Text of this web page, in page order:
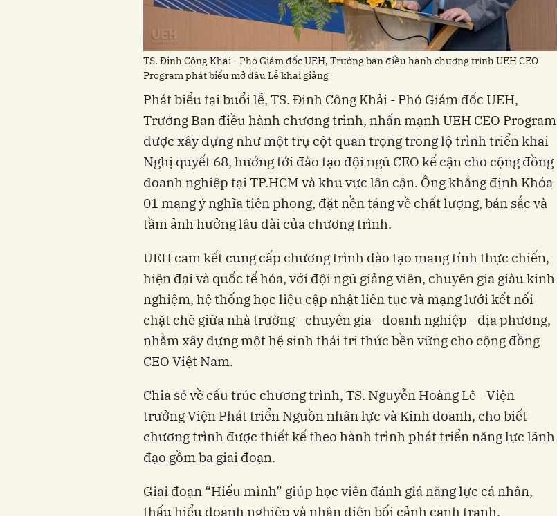
TS. Đinh Công Khải - Phó Giám đốc UEH, Trưởng ban điều hành chương trình UEH CEO
Program phát biểu mở đầu Lễ khai giảng
Phát biểu tại buổi lễ, TS. Đinh Công Khải - Phó Giám đốc UEH,
Trưởng Ban điều hành chương trình, nhấn mạnh UEH CEO Program
được xây dựng như một trụ cột quan trọng trong lộ trình triển khai
Nghị quyết 68, hướng tới đào tạo đội ngũ CEO kế cận cho cộng đồng
doanh nghiệp tại TP.HCM và khu vực lân cận. Ông khẳng định Khóa
01 mang ý nghĩa tiên phong, đặt nền tảng về chất lượng, bản sắc và
tầm ảnh hưởng lâu dài của chương trình.
UEH cam kết cung cấp chương trình đào tạo mang tính thực chiến,
hiện đại và quốc tế hóa, với đội ngũ giảng viên, chuyên gia giàu kinh
nghiệm, hệ thống học liệu cập nhật liên tục và mạng lưới kết nối
chặt chẽ giữa nhà trường - chuyên gia - doanh nghiệp - địa phương,
nhằm xây dựng một hệ sinh thái tri thức bền vững cho cộng đồng
CEO Việt Nam.
Chia sẻ về cấu trúc chương trình, TS. Nguyễn Hoàng Lê - Viện
trưởng Viện Phát triển Nguồn nhân lực và Kinh doanh, cho biết
chương trình được thiết kế theo hành trình phát triển năng lực lãnh
đạo gồm ba giai đoạn.
Giai đoạn “Hiểu mình” giúp học viên đánh giá năng lực cá nhân,
thấu hiểu doanh nghiệp và nhận diện bối cảnh cạnh tranh.